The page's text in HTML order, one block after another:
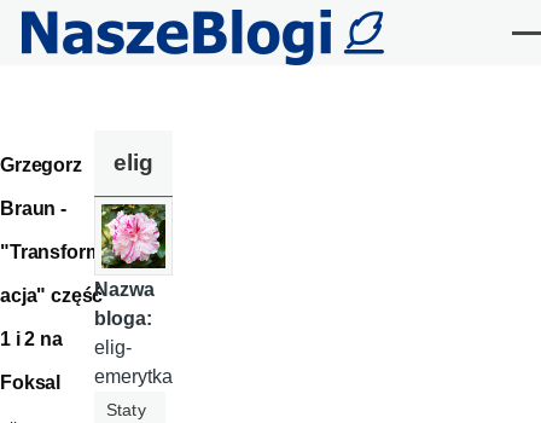
Przejdź do treści
Grzegorz
Braun -
"Transform
acja" część
1 i 2 na
Foksal
elig
Nazwa
bloga:
elig-
emerytka
Staty